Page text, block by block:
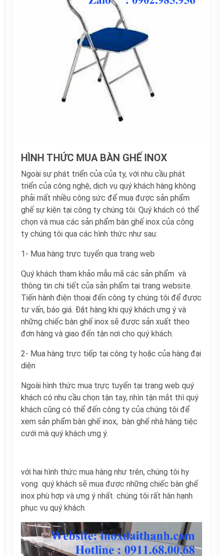
HÌNH THỨC MUA BÀN GHẾ INOX
Ngoài sự phát triển của của ty, với nhu cầu phát
triển của công nghệ, dịch vụ quý khách hàng không
phải mất nhiều công sức để mua được sản phẩm
ghế sự kiện tại công ty chúng tôi. Quý khách có thể
chọn và mua các sản phẩm bàn ghế inox của công
ty chúng tôi qua các hình thức như sau:
1- Mua hàng trực tuyến qua trang web
Quý khách tham khảo mẫu mã các sản phẩm và
thông tin chi tiết của sản phẩm tại trang website.
Tiến hành điện thoại đến công ty chúng tôi để được
tư vấn, báo giá. Đặt hàng khi quý khách ưng ý và
những chiếc bàn ghế inox sẽ được sản xuất theo
đơn hàng và giao đến tận nơi cho quý khách.
2- Mua hàng trực tiếp tại công ty hoặc của hàng đại
diện
Ngoài hình thức mua trực tuyến tại trang web quý
khách có nhu cầu chọn tận tay, nhìn tận mắt thì quý
khách cũng có thể đến công ty của chúng tôi để
xem sản phẩm bàn ghế inox, bàn ghế nhà hàng tiệc
cưới mà quý khách ưng ý.
với hai hình thức mua hàng như trên, chúng tôi hy
vọng quý khách sẽ mua được những chiếc bàn ghế
inox phù hợp và ưng ý nhất. chúng tôi rất hân hạnh
phục vụ quý khách.